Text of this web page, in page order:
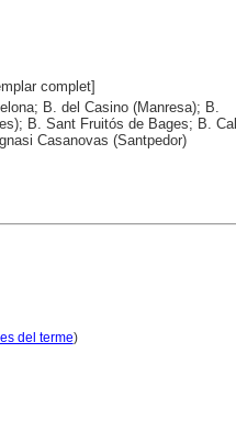
complet]
B. del Casino (Manresa); B.
B. Sant Fruitós de Bages; B. Cal
Casanovas (Santpedor)
del terme)